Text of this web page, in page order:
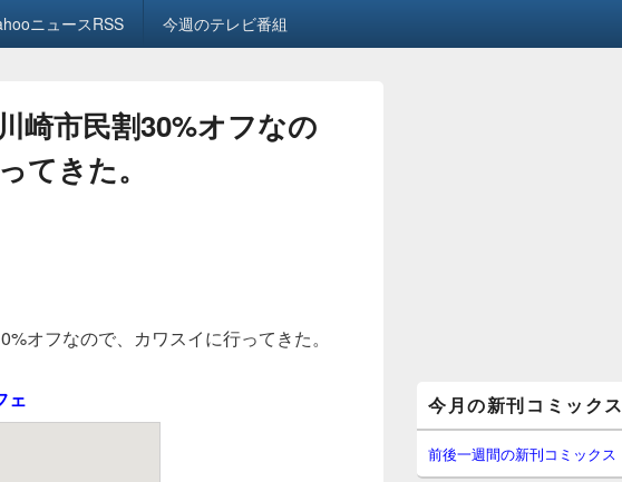
ニュースRSS 今週のテレビ番組
崎市民割30%オフなの
てきた。
オフなので、カワスイに行ってきた。
ェ
イ
ン
サ
イ
今月の新刊コミックス
前後一週間の新刊コミックス